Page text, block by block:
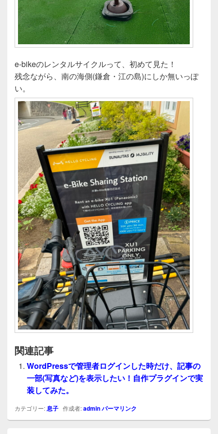
e-bikeのレンタルサイクルって、初めて見た！
残念ながら、南の海側(鎌倉・江の島)にしか無いっぽ
い。
関連記事
WordPressで管理者ログインした時だけ、記事の
一部(写真など)を表示したい！自作プラグインで実
装してみた。
カテゴリー:息子 作成者:adminパーマリンク